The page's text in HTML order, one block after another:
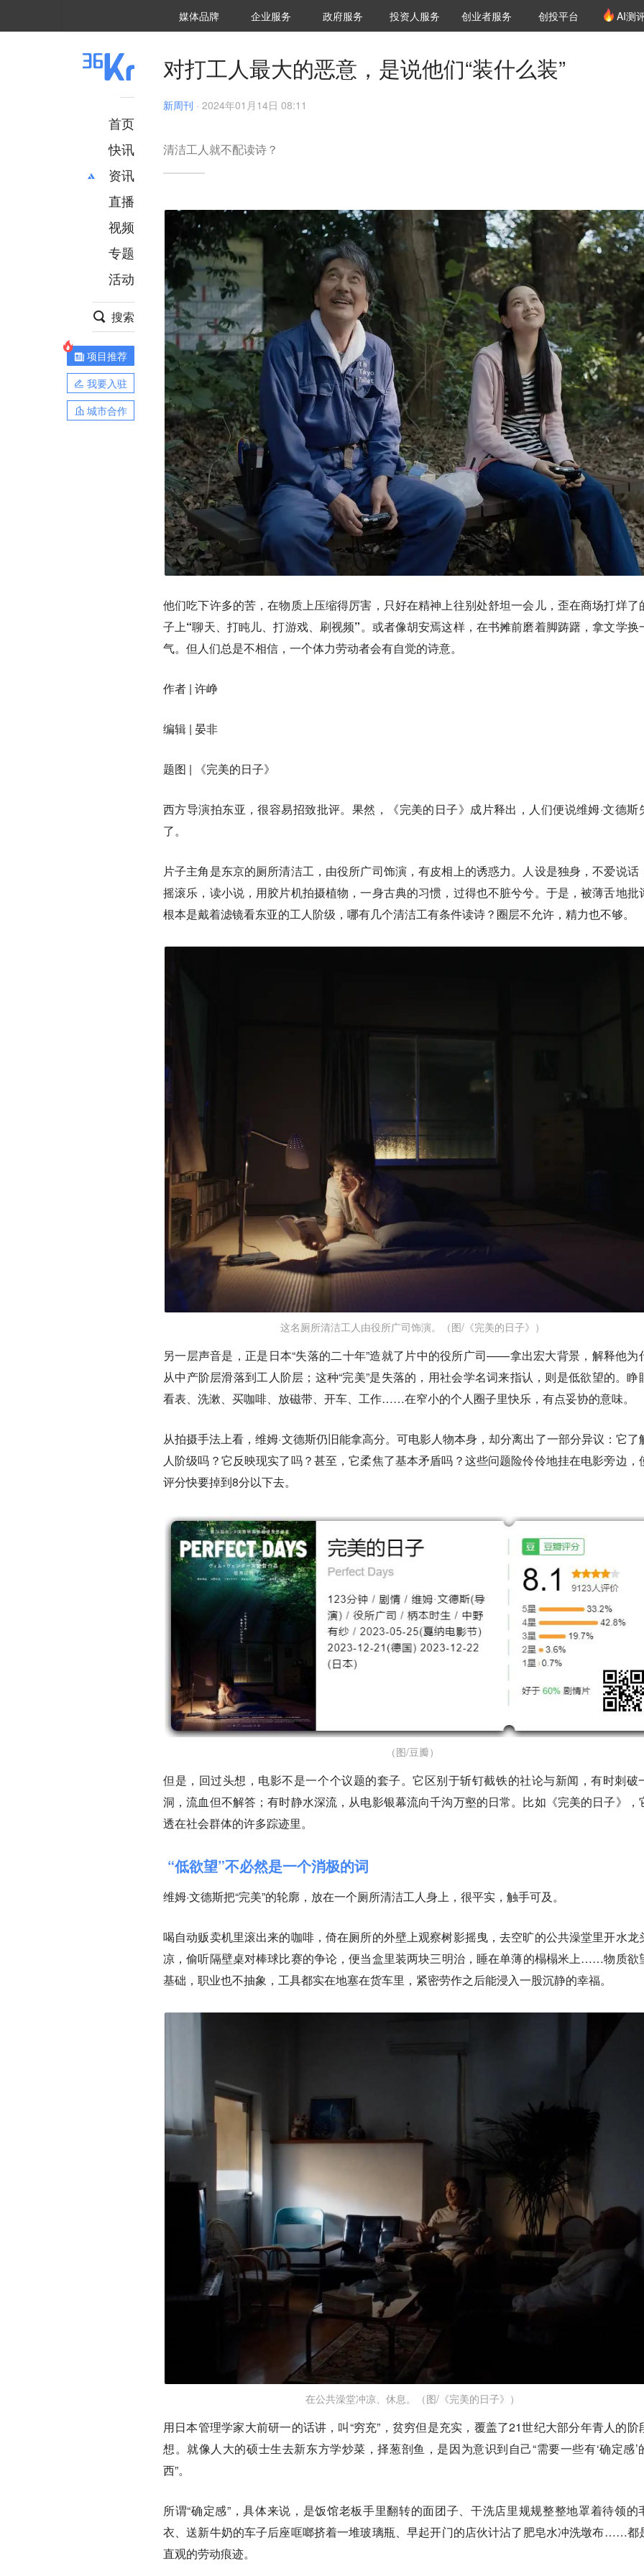
媒体品牌 36Kr研究院
企业服务 城市之窗
政府服务 VClub投资机构库
投资机构职位推介
投资人服务 创投氪堂
创业者服务 创投平台 AI测
首页
快讯
资讯
推荐
财经
项目推荐
安徽
直播
视频
专题
活动
搜索
项目推荐
我要入驻
城市合作
对打工人最大的恶意，是说他们“装什么装”
新周刊 · 2024年01月14日 08:11
清洁工人就不配读诗？
他们吃下许多的苦，在物质上压缩得厉害，只好在精神上往别处舒坦一会儿，歪在商场打烊了
子上“聊天、打盹儿、打游戏、刷视频”。或者像胡安焉这样，在书摊前磨着脚踌躇，拿文学换
气。但人们总是不相信，一个体力劳动者会有自觉的诗意。
作者 | 许峥
编辑 | 晏非
题图 | 《完美的日子》
西方导演拍东亚，很容易招致批评。果然，《完美的日子》成片释出，人们便说维姆·文德斯
了。
片子主角是东京的厕所清洁工，由役所广司饰演，有皮相上的诱惑力。人设是独身，不爱说话
摇滚乐，读小说，用胶片机拍摄植物，一身古典的习惯，过得也不脏兮兮。于是，被薄舌地批
根本是戴着滤镜看东亚的工人阶级，哪有几个清洁工有条件读诗？圈层不允许，精力也不够。
这名厕所清洁工人由役所广司饰演。（图/《完美的日子》）
另一层声音是，正是日本“失落的二十年”造就了片中的役所广司——拿出宏大背景，解释他为
从中产阶层滑落到工人阶层；这种“完美”是失落的，用社会学名词来指认，则是低欲望的。睁
看表、洗漱、买咖啡、放磁带、开车、工作……在窄小的个人圈子里快乐，有点妥协的意味。
从拍摄手法上看，维姆·文德斯仍旧能拿高分。可电影人物本身，却分离出了一部分异议：它了
人阶级吗？它反映现实了吗？甚至，它柔焦了基本矛盾吗？这些问题险伶伶地挂在电影旁边，
评分快要掉到8分以下去。
（图/豆瓣）
但是，回过头想，电影不是一个个议题的套子。它区别于斩钉截铁的社论与新闻，有时刺破
洞，流血但不解答；有时静水深流，从电影银幕流向千沟万壑的日常。比如《完美的日子》，
透在社会群体的许多踪迹里。
“低欲望”不必然是一个消极的词
维姆·文德斯把“完美”的轮廓，放在一个厕所清洁工人身上，很平实，触手可及。
喝自动贩卖机里滚出来的咖啡，倚在厕所的外壁上观察树影摇曳，去空旷的公共澡堂里开水龙
凉，偷听隔壁桌对棒球比赛的争论，便当盒里装两块三明治，睡在单薄的榻榻米上……物质欲
基础，职业也不抽象，工具都实在地塞在货车里，紧密劳作之后能浸入一股沉静的幸福。
在公共澡堂冲凉、休息。（图/《完美的日子》）
用日本管理学家大前研一的话讲，叫“穷充”，贫穷但是充实，覆盖了21世纪大部分年青人的阶
想。就像人大的硕士生去新东方学炒菜，择葱剖鱼，是因为意识到自己“需要一些有‘确定感’
西”。
所谓“确定感”，具体来说，是饭馆老板手里翻转的面团子、干洗店里规规整整地罩着待领的
衣、送新牛奶的车子后座哐啷挤着一堆玻璃瓶、早起开门的店伙计沾了肥皂水冲洗墩布……都
直观的劳动痕迹。